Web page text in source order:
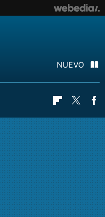
NUEVO
Flipboard
Twitter